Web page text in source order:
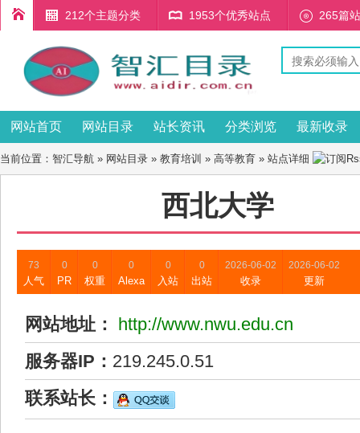
212个主题分类 1953个优秀站点 265篇
网站首页 网站目录 站长资讯 分类浏览 最新收录
当前位置： 智汇导航 » 网站目录 » 教育培训 » 高等教育 » 站点详细
西北大学
73
人气
0
PR
0
权重
0
Alexa
0
入站
0
出站
2026-06-02
收录
2026-06-02
更新
网站地址：
http://www.nwu.edu.cn
服务器IP： 219.245.0.51
联系站长：